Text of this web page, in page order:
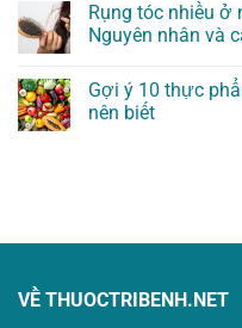
Rụng tóc nhiều ở
Nguyên nhân và
Gợi ý 10 thực
nên biết
VỀ THUOCTRIBENH.NET